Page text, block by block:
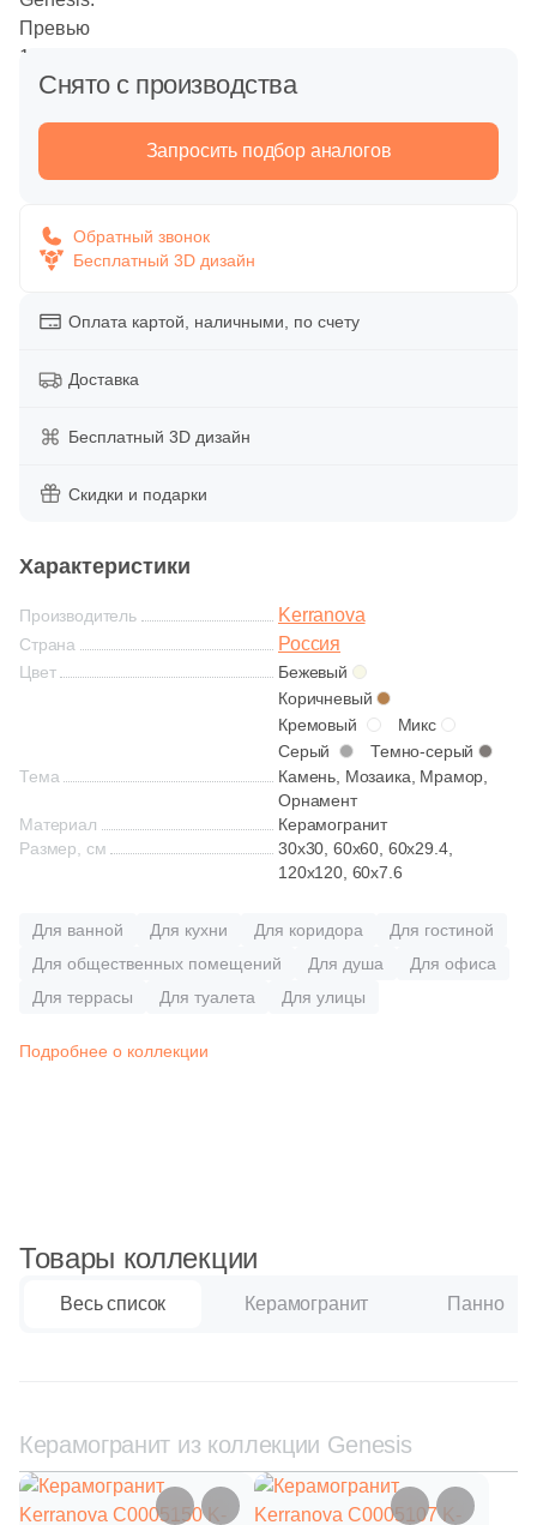
Вакансии
Дипломы и награды
Акции
Время работы:
сб-вс 10:00-18:00
Сопутствующие товары
Распродажи и акции %
Напольная
Декоративные элементы
Матовая
Глазурованная матовая
Лаппатированная
Цвет
Тема (рисунок на плитке)
Мрамор
Характеристики
Производитель Kerranova
Страна Россия
Цвет
Бежевый
Коричневый
Кремовый
Микс
Серый
Темно-серый
Тема
Камень, Мозаика, Мрамор,
Орнамент
Материал
Керамогранит
Размер, см
30x30, 60x60, 60x29.4,
120x120, 60x7.6
Для ванной Для кухни Для коридора
Для гостиной
Для общественных помещений
Для душа
Для офиса
Для террасы
Для туалета Для улицы
Подробнее о коллекции
Снято с производства
Запросить подбор аналогов
Обратный звонок
Бесплатный 3D дизайн
Оплата картой, наличными, по счету
Доставка
Бесплатный 3D дизайн
Скидки и подарки
Товары коллекции
Весь список Керамогранит Панно
Керамогранит из коллекции Genesis